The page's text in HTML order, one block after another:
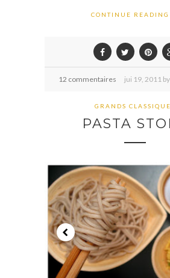
CONTINUE READING
12 commentaires jui 19, 2011 by
GRANDS
PASTA